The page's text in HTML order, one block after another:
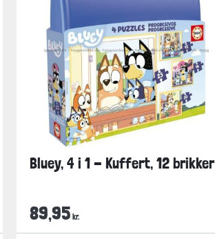
Bluey, 4 i 1 - Kuffert, 12 brikker
89,95 kr.